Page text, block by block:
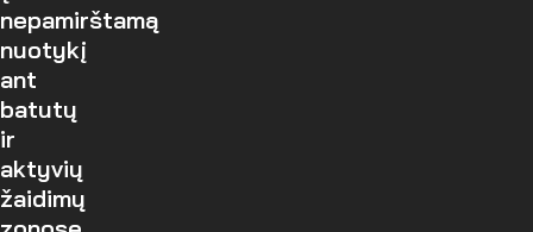
nepamirštamą
nuotykį
ant
batutų
ir
aktyvių
žaidimų